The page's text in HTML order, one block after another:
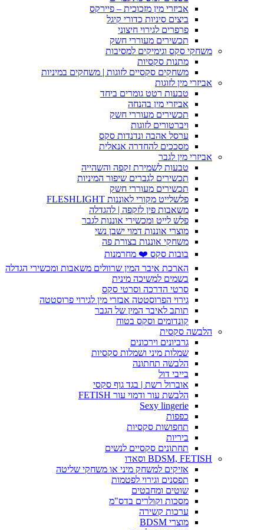
אביזרי מין מזכוכית – פיירקס
ביצים סיניות כדורי קיגל
פרפרים לגירוי חיצוני
תכשירים מעוררי חשק
משחקי סקס וגימיקים למסיבות
מתנות סקסיות
משחקים סקסיים לזוגות | משחקים במיניות
אביזרי מין לזוגות
טבעות רטט גומרים ביחד
אביזרי מין בהנחה
תכשירים מעוררי חשק
ויברטורים לזוגות
ערסל אהבה ונדנדות סקס
מסככים להחדרה אנאלית
אביזרי מין לגבר
טבעות לשמירת זקפה והשהייה
תכשירים לגברים שיפור המיניות
תכשירים מעוררי חשק
פלשלייט מקורי לאוננות FLESHLIGHT
משאבות פין לזקפה | להגדלה
פלש לייט ומכשירי אוננות לגבר
מוצרי אוננות דמוי ישבן נשי
משחקי אוננות בצורת פה
בובות סקס ❤️ מחרמנות
הארכת איבר המין שרוולים משאבות ומכשירי הגדלה
בשמים למשיכה מינית
סרטי הדרכה וסרטי סקס
גירוי הפרוסטטה אבזרי מין לגירוי פרוסטטה
תותב לאיבר המין של הגבר
קונדומים וסקס בטוח
הלבשה סקסית
גרביונים וירכונים
שמלות מיני ושמלות סקסיות
הלבשה תחתונה
בייבי דול
אוברול רשת | בגד גוף סקסי
הלבשת עור ודמוי עור FETISH
Sexy lingerie
כפפות
תחפושות סקסיות
ביריות
תחתונים סקסיים לנשים
BDSM, FETISH וסאדו
אזיקים למשחק מיני או משחקי שליטה
תפסנים וגירוי לפטמות
שוטים ומחבטים
מסכות וקולרים בדס"מ
ערכות קשירה
מוצרי BDSM